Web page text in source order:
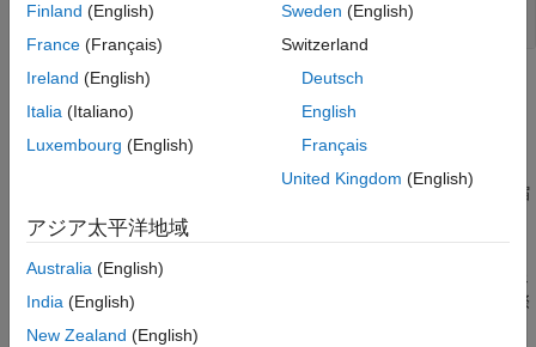
バイナリ イメージのパック
トピック
最も基本的なモルフォロジー演算は膨張と収縮です。膨張と収縮
を組み合わせて、より特化した演算を行うことができます。
モルフォロジー再構成は、マークされたオブジェクトをオブジェ
クトのサイズや形状を変更することなくイメージから抽出する際
に使用します。
Finland (English)
France (Français)
Ireland (English)
Italia (Italiano)
Luxembourg (English)
Sweden (English)
Switzerland
Deutsch
English
Français
United Kingdom (English)
アジア太平洋地域
Australia (English)
India (English)
New Zealand (English)